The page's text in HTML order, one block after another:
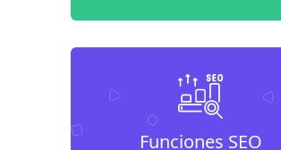
Funciones SEO